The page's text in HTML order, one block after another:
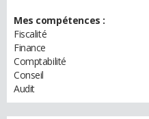
Mes compétences :
Fiscalité
Finance
Comptabilité
Conseil
Audit